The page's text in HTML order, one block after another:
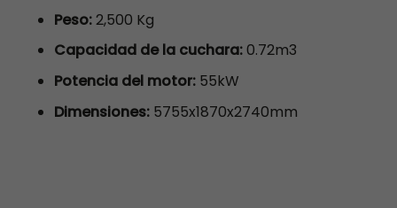
Peso:2,500 Kg
Capacidad de la cuchara:0.72m3
Potencia del motor:55kW
Dimensiones:5755x1870x2740mm